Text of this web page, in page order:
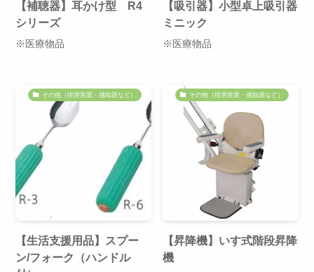
【補聴器】耳かけ型 R4
シリーズ
※医療物品
【吸引器】小型卓上吸引器
ミニック
※医療物品
その他（排泄装置・感知器など）
【生活支援用品】スプー
ン/フォーク（ハンドル
その他（排泄装置・感知器など）
【昇降機】いす式階段昇降
機